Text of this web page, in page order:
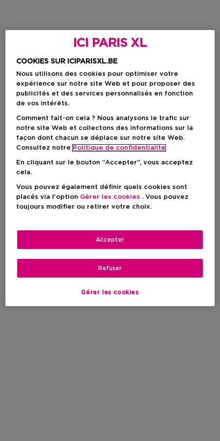
ICI PARIS XL
COOKIES SUR ICIPARISXL.BE
Nous utilisons des cookies pour optimiser votre
expérience sur notre site Web et pour proposer des
publicités et des services personnalisés en fonction
de vos intérêts.
Comment fait-on cela ? Nous analysons le trafic sur
notre site Web et collectons des informations sur la
façon dont chacun se déplace sur notre site Web.
Consultez notre Politique de confidentialite
En cliquant sur le bouton “Accepter”, vous acceptez
cela.
Vous pouvez également définir quels cookies sont
placés via l'option Gérer les cookies . Vous pouvez
toujours modifier ou retirer votre choix.
Gérer les cookies
Refuser
Accepter